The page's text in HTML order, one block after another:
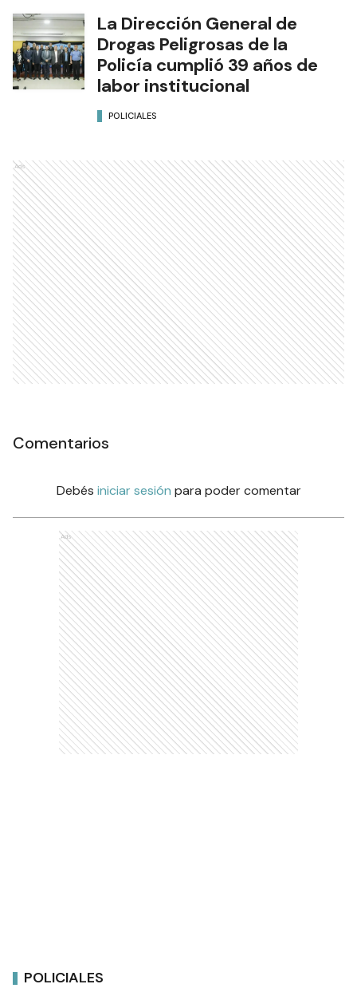
La Dirección General de
Drogas Peligrosas de la
Policía cumplió 39 años de
labor institucional
POLICIALES
Ads
Comentarios
Debés iniciar sesión para poder comentar
Ads
POLICIALES